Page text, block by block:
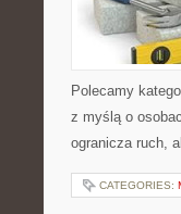
Polecamy
z myślą o
ogranicza ruch,
CATEGORIES: